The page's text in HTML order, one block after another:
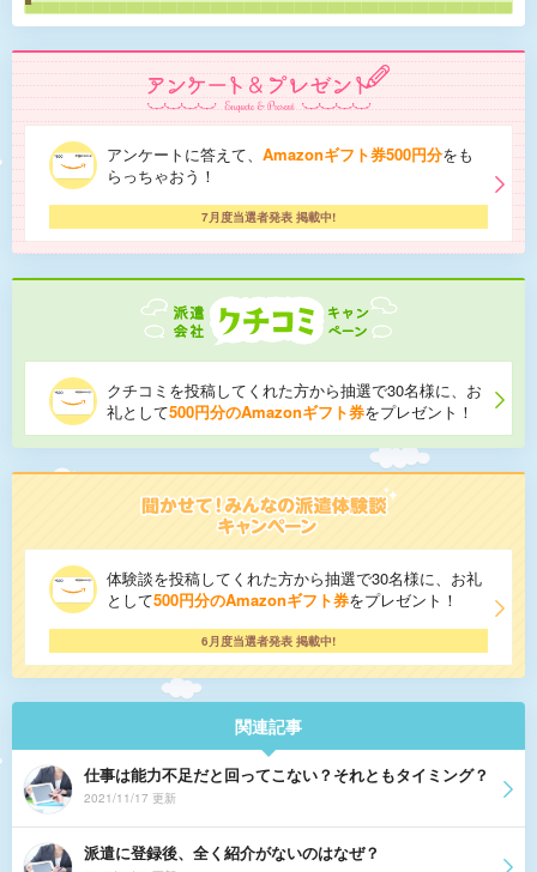
アンケートに答えて、 Amazonギフト券500円分をも
らっちゃおう！
7月度当選者発表 掲載中!
クチコミを投稿してくれた方から抽選で30名様に、お
礼として500円分のAmazonギフト券をプレゼント！
体験談を投稿してくれた方から抽選で30名様に、お礼
として500円分のAmazonギフト券をプレゼント！
6月度当選者発表 掲載中!
関連記事
仕事は能力不足だと回ってこない？それともタイミング？
2021/11/17 更新
派遣に登録後、全く紹介がないのはなぜ？